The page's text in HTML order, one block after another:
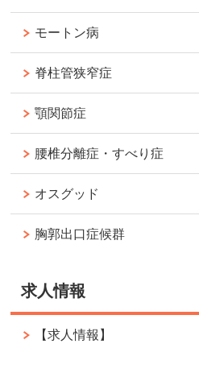
モートン病
脊柱管狭窄症
顎関節症
腰椎分離症・すべり症
オスグッド
胸郭出口症候群
求人情報
【求人情報】